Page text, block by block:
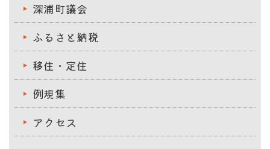
深浦町議会
ふるさと納税
移住・定住
例規集
アクセス